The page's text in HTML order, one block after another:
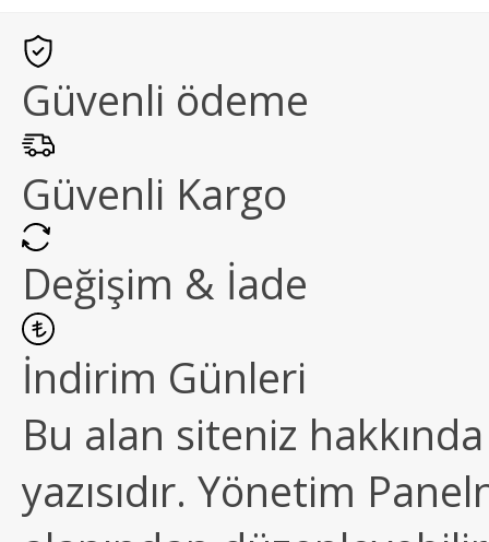
Güvenli ödeme
Güvenli Kargo
Değişim & İade
İndirim Günleri
Bu alan siteniz
yazısıdır. Yönetim